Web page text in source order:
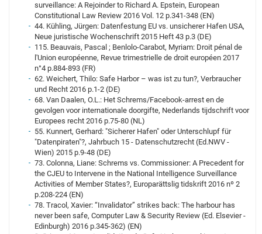
surveillance: A Rejoinder to Richard A. Epstein, European
Constitutional Law Review 2016 Vol. 12 p.341-348 (EN)
44. Kühling, Jürgen: Datenfestung EU vs. unsicherer Hafen USA,
Neue juristische Wochenschrift 2015 Heft 43 p.3 (DE)
115. Beauvais, Pascal ; Benlolo-Carabot, Myriam: Droit pénal de
l'Union européenne, Revue trimestrielle de droit européen 2017
n°4 p.884-893 (FR)
62. Weichert, Thilo: Safe Harbor – was ist zu tun?, Verbraucher
und Recht 2016 p.1-2 (DE)
68. Van Daalen, O.L.: Het Schrems/Facebook-arrest en de
gevolgen voor internationale doorgifte, Nederlands tijdschrift voor
Europees recht 2016 p.75-80 (NL)
55. Kunnert, Gerhard: "Sicherer Hafen" oder Unterschlupf für
"Datenpiraten"?, Jahrbuch 15 - Datenschutzrecht (Ed.NWV -
Wien) 2015 p.9-48 (DE)
73. Colonna, Liane: Schrems vs. Commissioner: A Precedent for
the CJEU to Intervene in the National Intelligence Surveillance
Activities of Member States?, Europarättslig tidskrift 2016 nº 2
p.208-224 (EN)
78. Tracol, Xavier: “Invalidator” strikes back: The harbour has
never been safe, Computer Law & Security Review (Ed. Elsevier -
Edinburgh) 2016 p.345-362) (EN)